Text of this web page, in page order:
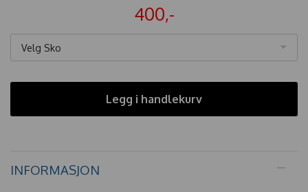
400,-
Velg Sko
Legg i handlekurv
INFORMASJON